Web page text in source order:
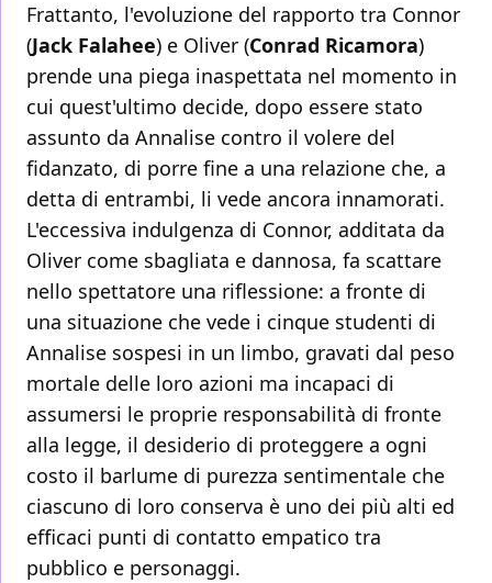
Frattanto, l'evoluzione del rapporto tra Connor
(Jack Falahee) e Oliver (Conrad Ricamora)
prende una piega inaspettata nel momento in
cui quest'ultimo decide, dopo essere stato
assunto da Annalise contro il volere del
fidanzato, di porre fine a una relazione che, a
detta di entrambi, li vede ancora innamorati.
L'eccessiva indulgenza di Connor, additata da
Oliver come sbagliata e dannosa, fa scattare
nello spettatore una riflessione: a fronte di
una situazione che vede i cinque studenti di
Annalise sospesi in un limbo, gravati dal peso
mortale delle loro azioni ma incapaci di
assumersi le proprie responsabilità di fronte
alla legge, il desiderio di proteggere a ogni
costo il barlume di purezza sentimentale che
ciascuno di loro conserva è uno dei più alti ed
efficaci punti di contatto empatico tra
pubblico e personaggi.